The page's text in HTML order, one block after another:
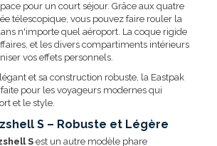
pour un court séjour. Grâce aux quatre
télescopique, vous pouvez faire rouler la
n'importe quel aéroport. La coque rigide
et les divers compartiments intérieurs
vos effets personnels.
et sa construction robuste, la Eastpak
pour les voyageurs modernes qui
et le style.
S – Robuste et Légère
S est un autre modèle phare